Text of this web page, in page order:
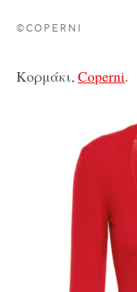
©COPERNI
Κορμάκι, Coperni.